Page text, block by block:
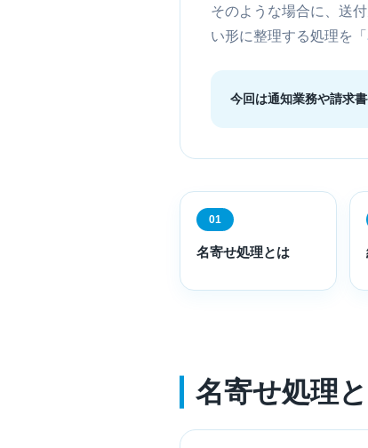
そのような場合に、送
い形に整理する処理を「
今回は通知業務や請求
01
名寄せ処理とは
名寄せ処理